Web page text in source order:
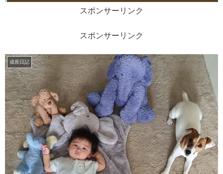
スポンサーリンク
スポンサーリンク
成長日記